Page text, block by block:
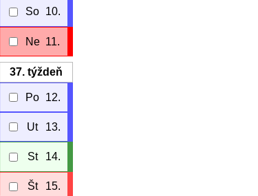
So 10.
Ne 11.
37.týždeň
Po 12.
Ut 13.
St 14.
Št 15.